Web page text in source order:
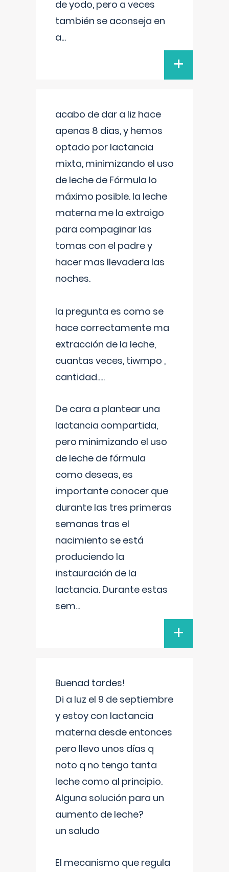
de yodo, pero a veces
también se aconseja en
a...
+
acabo de dar a liz hace
apenas 8 dias, y hemos
optado por lactancia
mixta, minimizando el uso
de leche de Fórmula lo
máximo posible. la leche
materna me la extraigo
para compaginar las
tomas con el padre y
hacer mas llevadera las
noches.
la pregunta es como se
hace correctamente ma
extracción de la leche,
cuantas veces, tiwmpo ,
cantidad.....
De cara a plantear una
lactancia compartida,
pero minimizando el uso
de leche de fórmula
como deseas, es
importante conocer que
durante las tres primeras
semanas tras el
nacimiento se está
produciendo la
instauración de la
lactancia. Durante estas
sem...
+
Buenad tardes!
Di a luz el 9 de septiembre
y estoy con lactancia
materna desde entonces
pero llevo unos días q
noto q no tengo tanta
leche como al principio.
Alguna solución para un
aumento de leche?
un saludo
El mecanismo que regula